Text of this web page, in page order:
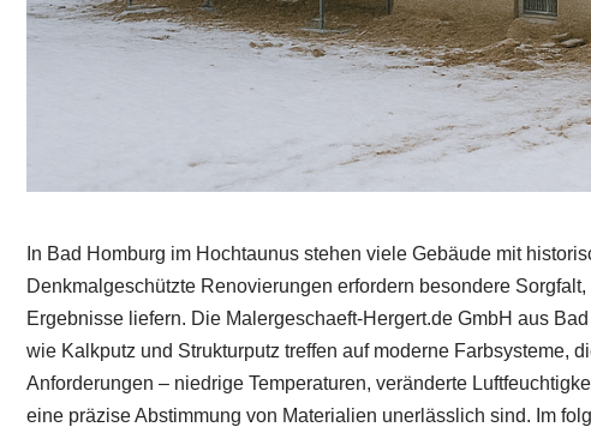
In Bad Homburg im Hochtaunus stehen viele Gebäude mit
Denkmalgeschützte Renovierungen erfordern besondere
Ergebnisse liefern. Die Malergeschaeft-Hergert.de GmbH aus
wie Kalkputz und Strukturputz treffen auf moderne Farbsysteme,
Anforderungen – niedrige Temperaturen, veränderte
eine präzise Abstimmung von Materialien unerlässlich sind. Im